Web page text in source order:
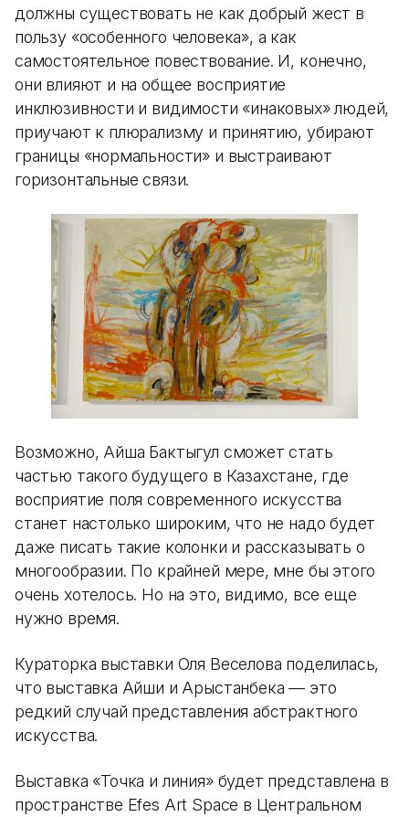
должны существовать не как добрый жест в
пользу «особенного человека», а как
самостоятельное повествование. И, конечно,
они влияют и на общее восприятие
инклюзивности и видимости «инаковых» людей,
приучают к плюрализму и принятию, убирают
границы «нормальности» и выстраивают
горизонтальные связи.
Возможно, Айша Бактыгул сможет стать
частью такого будущего в Казахстане, где
восприятие поля современного искусства
станет настолько широким, что не надо будет
даже писать такие колонки и рассказывать о
многообразии. По крайней мере, мне бы этого
очень хотелось. Но на это, видимо, все еще
нужно время.
Кураторка выставки Оля Веселова поделилась,
что выставка Айши и Арыстанбека — это
редкий случай представления абстрактного
искусства.
Выставка «Точка и линия» будет представлена в
пространстве Efes Art Space в Центральном